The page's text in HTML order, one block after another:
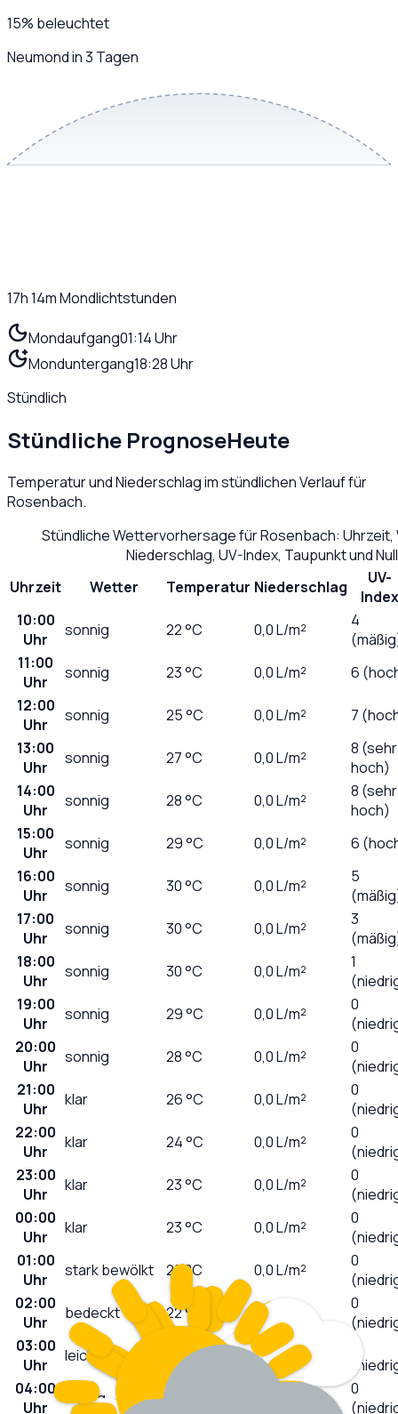
15% beleuchtet
Neumond in 3 Tagen
17h 14mMondlichtstunden
Mondaufgang01:14 Uhr
Monduntergang18:28 Uhr
Stündlich
Stündliche PrognoseHeute
Temperatur und Niederschlag im stündlichen Verlauf für
Rosenbach.
Stündliche Wettervorhersage fürRosenbach:
Niederschlag, UV-Index, Taupunkt und
Uhrzeit
Wetter Temperatur Niederschlag
UV-
Index
10:00
Uhr
sonnig 22°C 0,0L/m²
4
11:00
Uhr
sonnig 23°C 0,0L/m²
6
12:00
Uhr
sonnig 25°C 0,0L/m²
7
13:00
Uhr
sonnig 27°C 0,0L/m²
8 (sehr
hoch)
14:00
Uhr
sonnig 28°C 0,0L/m²
8 (sehr
hoch)
15:00
Uhr
sonnig 29°C 0,0L/m²
6
16:00
Uhr
sonnig 30°C 0,0L/m²
5
17:00
Uhr
sonnig 30°C 0,0L/m²
3
18:00
Uhr
sonnig 30°C 0,0L/m²
1
19:00
Uhr
sonnig 29°C 0,0L/m²
0
20:00
Uhr
sonnig 28°C 0,0L/m²
0
21:00
Uhr
klar 26°C 0,0L/m²
0
22:00
Uhr
klar 24°C 0,0L/m²
0
23:00
Uhr
klar 23°C 0,0L/m²
0
00:00
Uhr
klar 23°C 0,0L/m²
0
01:00
Uhr
stark bewölkt 22°C 0,0L/m²
0
02:00
Uhr
bedeckt 22°C 0,0
0
03:00
Uhr
leicht bewölkt °C 0,0L/m²
04:00
Uhr
wolkig
0